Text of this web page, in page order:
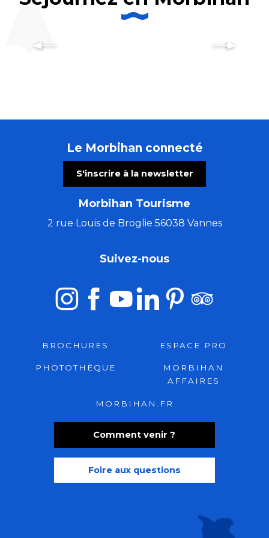
Les hébergements à Quiberon
Le Morbihan connecté
S'inscrire à la newsletter
Morbihan Tourisme
2 rue Louis de Broglie 56038 Vannes
Comment venir ?
Foire aux questions
Suivez-nous
BROCHURES ESPACE PRO
PHOTOTHÈQUE
MORBIHAN
AFFAIRES
MORBIHAN.FR